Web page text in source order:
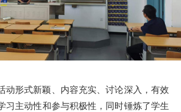
动形式新颖、内容充实、讨论深入，有效
习主动性和参与积极性，同时锤炼了学生